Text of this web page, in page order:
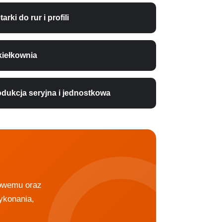
do rur i profili
seryjna i jednostkowa
oraz